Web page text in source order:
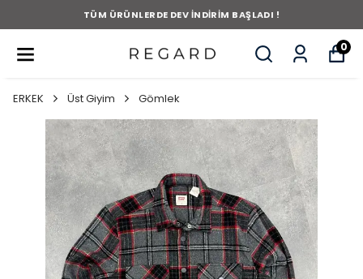
TÜM ÜRÜNLERDE DEV İNDİRİM BAŞLADI !
0
ERKEK Üst Giyim Gömlek